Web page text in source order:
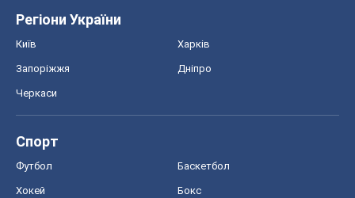
Регіони України
Київ Харків
Запоріжжя Дніпро
Черкаси
Спорт
Футбол Баскетбол
Хокей Бокс